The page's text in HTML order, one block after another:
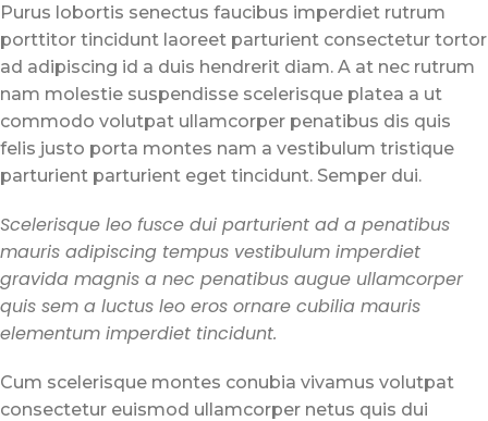
Purus lobortis senectus faucibus imperdiet rutrum
porttitor tincidunt laoreet parturient consectetur tortor
ad adipiscing id a duis hendrerit diam. A at nec rutrum
nam molestie suspendisse scelerisque platea a ut
commodo volutpat ullamcorper penatibus dis quis
felis justo porta montes nam a vestibulum tristique
parturient parturient eget tincidunt. Semper dui.
Scelerisque leo fusce dui parturient ad a penatibus
mauris adipiscing tempus vestibulum imperdiet
gravida magnis a nec penatibus augue ullamcorper
quis sem a luctus leo eros ornare cubilia mauris
elementum imperdiet tincidunt.
Cum scelerisque montes conubia vivamus volutpat
consectetur euismod ullamcorper netus quis dui